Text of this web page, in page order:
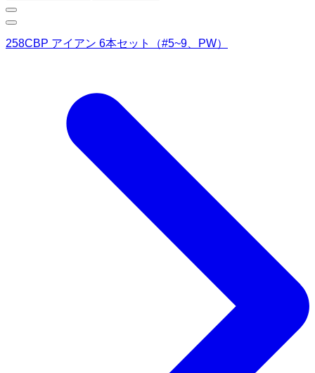
258CBP アイアン 6本セット（#5~9、PW）